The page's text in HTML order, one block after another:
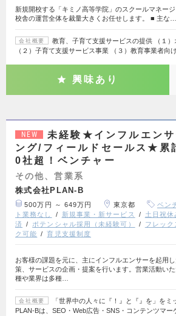
新規開校する「キミノ高等学院」のスクールマネー
校舎の運営全体を裁量大きくお任せします。 ■ 主な…
会社概要
教育、子育て支援サービスの提供 （１
（２）子育て支援サービス事業 （３）教育事業者向
興味あり
NEW
未経験★インフルエンサ
ング/フィールドセールス★累
0社超！ベンチャー
その他、営業系
株式会社PLAN-B
500万円 ～ 649万円 東京都 ベン
ト業務なし
新規事業・新サービス 土日祝休
済
ポテンシャル採用（未経験可） フレック
ク可能
育児支援制度
お客様の課題を元に、主にインフルエンサーを起用
策、サービスの企画・提案を行います。営業活動い
種や業界は多種…
会社概要
「世界中の人々に『！』と『』を」を
PLAN-Bは、SEO・Web広告・SNS・コンテンツマー